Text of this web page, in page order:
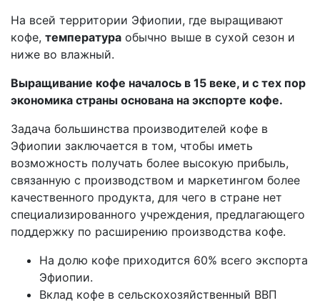
На всей территории Эфиопии, где выращивают
кофе, температура обычно выше в сухой сезон и
ниже во влажный.
Выращивание кофе началось в 15 веке, и с тех пор
экономика страны основана на экспорте кофе.
Задача большинства производителей кофе в
Эфиопии заключается в том, чтобы иметь
возможность получать более высокую прибыль,
связанную с производством и маркетингом более
качественного продукта, для чего в стране нет
специализированного учреждения, предлагающего
поддержку по расширению производства кофе.
На долю кофе приходится 60% всего экспорта
Эфиопии.
Вклад кофе в сельскохозяйственный ВВП